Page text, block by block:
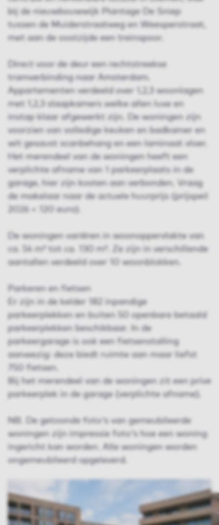
bij de nieuwbouwwijk Plantage De Sniep
tussen de Muiderstraatweg en Weesperstraat,
met aan de oostzijde een treinspoor.
Direct voor de deur een rechtstreekse
tramverbinding naar Amsterdam.
Appartementen verdeeld over 1,2,3 woonlagen
met 1,2,3 slaapkamers welke allen luxe en
instap klaar afgewerkt zijn. De woningen zijn
voorzien van volledige keuken en badkamer en
wit gesaust scanbehang en een laminaat vloer.
Het merendeel van de woningen heeft een
verplichte afname van 1 parkeerplaats in de
garage, hier zijn kosten aan verbonden. Vraag
de makelaar naar de actuele huurprijs (prijspeil
2026 = 120 euro).
De woningen variëren in woonoppervlakte van
ca. 54 m² tot ca. 130 m². Ze zijn in verschillende
aantallen verdeeld over 10 woonblokken.
Parkeren en fietsen
Er zijn in de kelder 182 inpandige
parkeerplekken en buiten 50 openbare betaald
parkeerplekken beschikbaar. In de
parkeergarage is ook een fietsenstalling
aanwezig: deze biedt ruimte aan maar liefst
750 fietsen.
Bij het merendeel van de woningen zit een prive
parkeerplek in de garage (verplichte afname).
NB. De getoonde foto's van gemeubileerde
woningen zijn impressie foto's hoe een woning
ingericht kan worden. Alle woningen worden
ongemeubileerd opgeleverd.